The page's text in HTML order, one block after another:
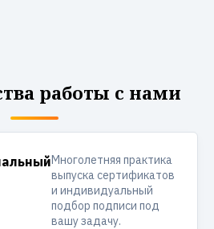
работы с нами
Многолетняя практика
выпуска сертификатов
и индивидуальный
подбор подписи под
вашу задачу.